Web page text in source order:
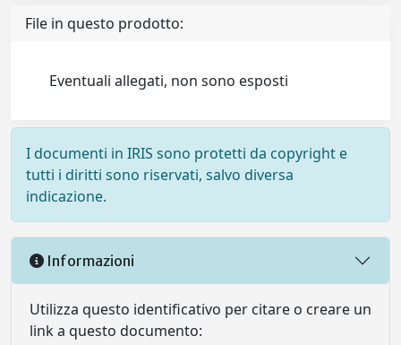
File in questo prodotto:
Eventuali allegati, non sono esposti
I documenti in IRIS sono protetti da copyright e
tutti i diritti sono riservati, salvo diversa
indicazione.
Informazioni
Utilizza questo identificativo per citare o creare un
link a questo documento: